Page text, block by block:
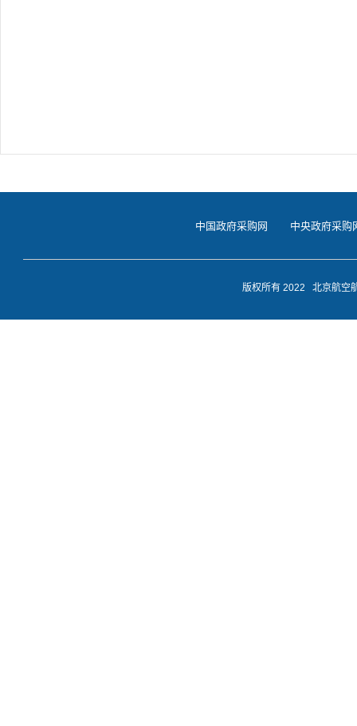
中国政府采购网 中央政府采购
版权所有 2022 北京航